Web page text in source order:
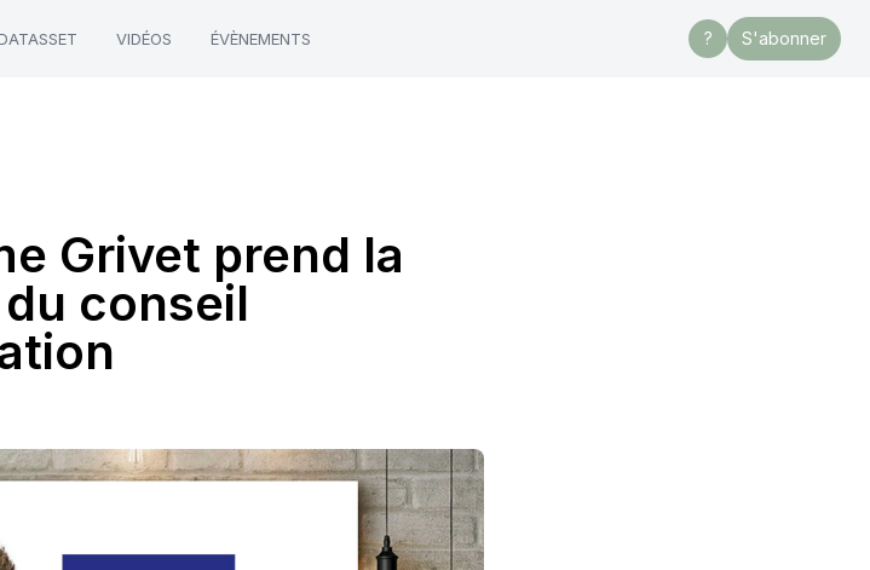
VIDÉOS ÉVÈNEMENTS ? S'abonner
Grivet prend la
conseil